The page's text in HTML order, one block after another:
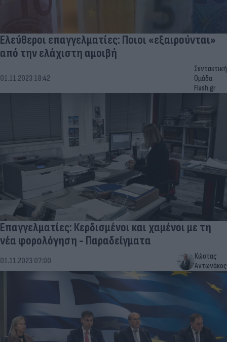
Ελεύθεροι επαγγελματίες: Ποιοι «εξαιρούνται»
από την ελάχιστη αμοιβή
01.11.2023 18:42
Συντακτική
Ομάδα
Flash.gr
Επαγγελματίες: Κερδισμένοι και χαμένοι με τη
νέα φορολόγηση - Παραδείγματα
01.11.2023 07:00
Κώστας
Αντωνάκος